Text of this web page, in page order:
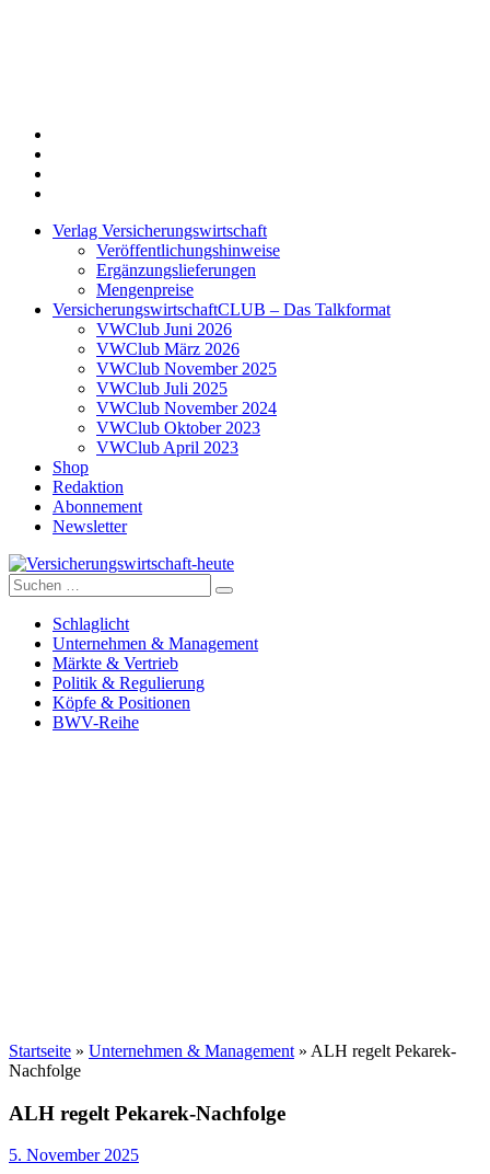
Verlag Versicherungswirtschaft
Veröffentlichungshinweise
Ergänzungslieferungen
Mengenpreise
VersicherungswirtschaftCLUB – Das Talkformat
VWClub Juni 2026
VWClub März 2026
VWClub November 2025
VWClub Juli 2025
VWClub November 2024
VWClub Oktober 2023
VWClub April 2023
Shop
Redaktion
Abonnement
Newsletter
Versicherungswirtschaft-heute
Suche
nach:
Schlaglicht
Unternehmen & Management
Märkte & Vertrieb
Politik & Regulierung
Köpfe & Positionen
BWV-Reihe
Startseite » Unternehmen & Management » ALH regelt Pekarek-
Nachfolge
ALH regelt Pekarek-Nachfolge
5. November 2025